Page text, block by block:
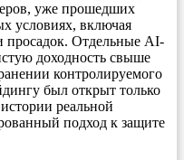
уже прошедших
условиях, включая
просадок. Отдельные AI-
доходность свыше
контролируемого
был открыт только
реальной
подход к защите